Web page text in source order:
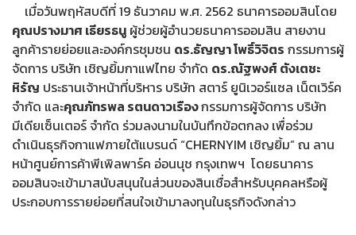
เมื่อวันพฤหัสบดีที่ 19 ธันวาคม พ.ศ. 2562 ธนาคารออมสินโดย
คุณปรางมาศ เธียรธนู ผู้ช่วยผู้อำนวยธนาคารออมสิน สายงาน
ลูกค้ารายย่อยและองค์กรชุมชน ดร.ธัญญา โพธิ์วิจิตร กรรมการผู้
จัดการ บริษัท เชิญยิ้มกาแฟไทย จำกัด ดร.ณัฐพงศ์ ตังเตชะ
หิรัญ ประธานเจ้าหน้าที่บริหาร บริษัท สตาร์ ยูนิเวอร์แซล เน็ตเวิร์ค
จำกัด และคุณภัทรพล รตนดาวเรืองกรรมการผู้จัดการ บริษัท
มีเดียเซ็นเตอร์ จำกัด ร่วมลงนามในบันทึกข้อตกลง เพื่อร่วม
ดำเนินธุรกิจกาแฟภายใต้แบรนด์ “CHERNYIM เชิญยิ้ม” ณ ลาน
หน้าศูนย์การค้าพีเพิลพาร์ค อ่อนนุช กรุงเทพฯ โดยธนาคาร
ออมสินจะเข้ามาสนับสนุนในส่วนของสินเชื่อสำหรับบุคคลหรือผู้
ประกอบการรายย่อยที่สนใจเข้ามาลงทุนในธุรกิจดังกล่าว